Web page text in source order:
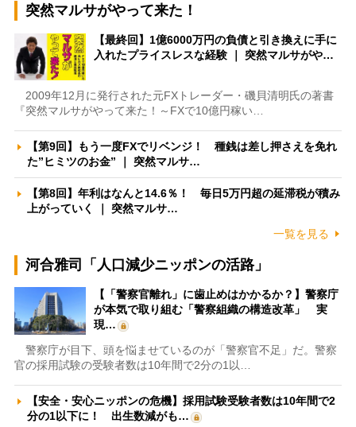
突然マルサがやって来た！
【最終回】1億6000万円の負債と引き換えに手に
入れたプライスレスな経験 ｜ 突然マルサがや…
2009年12月に発行された元FXトレーダー・磯貝清明氏の著書
『突然マルサがやって来た！～FXで10億円稼い…
【第9回】もう一度FXでリベンジ！ 種銭は差し押さえを免れ
た”ヒミツのお金” ｜ 突然マルサ…
【第8回】年利はなんと14.6％！ 毎日5万円超の延滞税が積み
上がっていく ｜ 突然マルサ…
一覧を見る
河合雅司「人口減少ニッポンの活路」
【「警察官離れ」に歯止めはかかるか？】警察庁
が本気で取り組む「警察組織の構造改革」 実
現…
警察庁が目下、頭を悩ませているのが「警察官不足」だ。警察
官の採用試験の受験者数は10年間で2分の1以…
【安全・安心ニッポンの危機】採用試験受験者数は10年間で2
分の1以下に！ 出生数減がも…